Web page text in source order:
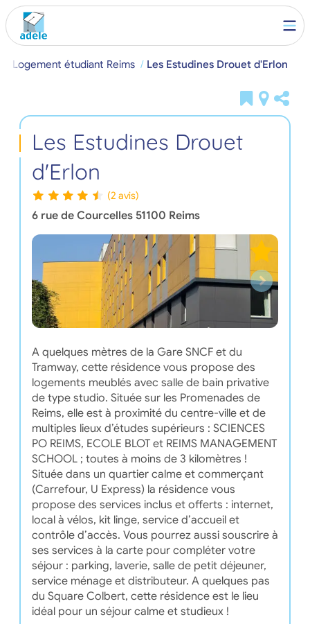
Logement étudiant Reims Les Estudines Drouet d'Erlon
Les Estudines Drouet
d'Erlon
(2 avis)
6 rue de Courcelles 51100 Reims
A quelques mètres de la Gare SNCF et du
Tramway, cette résidence vous propose des
logements meublés avec salle de bain privative
de type studio. Située sur les Promenades de
Reims, elle est à proximité du centre-ville et de
multiples lieux d’études supérieurs : SCIENCES
PO REIMS, ECOLE BLOT et REIMS MANAGEMENT
SCHOOL ; toutes à moins de 3 kilomètres !
Située dans un quartier calme et commerçant
(Carrefour, U Express) la résidence vous
propose des services inclus et offerts : internet,
local à vélos, kit linge, service d’accueil et
contrôle d’accès. Vous pourrez aussi souscrire à
ses services à la carte pour compléter votre
séjour : parking, laverie, salle de petit déjeuner,
service ménage et distributeur. A quelques pas
du Square Colbert, cette résidence est le lieu
idéal pour un séjour calme et studieux !